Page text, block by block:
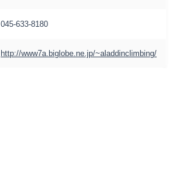
045-633-8180
http://www7a.biglobe.ne.jp/~aladdinclimbing/